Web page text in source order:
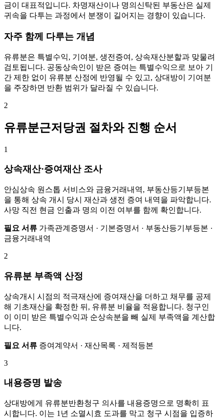
금이 대표적입니다. 차명재산이나 명의신탁된 부동산은 실제
귀속을 다투는 과정에서 분쟁이 길어지는 경향이 있습니다.
자주 함께 다루는 개념
유류분은 특별수익, 기여분, 생전증여, 상속재산분할과 맞물려
검토됩니다. 공동상속인이 받은 증여는 특별수익으로 보아 기
간 제한 없이 유류분 산정에 반영될 수 있고, 상대방이 기여분
을 주장하면 반환 범위가 달라질 수 있습니다.
2
유류분근저당권 절차와 진행 순서
1
상속재산·증여재산 조사
안심상속 원스톱 서비스와 금융거래내역, 부동산등기부등본
을 통해 상속 개시 당시 재산과 생전 증여 내역을 파악합니다.
사망 직전 현금 인출과 명의 이전 여부를 함께 확인합니다.
필요 서류 가족관계증명서 · 기본증명서 · 부동산등기부등본 ·
금융거래내역
2
유류분 부족액 산정
상속개시 시점의 적극재산에 증여재산을 더하고 채무를 공제
해 기초재산을 확정한 뒤, 유류분 비율을 적용합니다. 청구인
이 이미 받은 특별수익과 순상속분을 빼 실제 부족액을 계산합
니다.
필요 서류 증여계약서 · 재산목록 · 제적등본
3
내용증명 발송
상대방에게 유류분반환청구 의사를 내용증명으로 명확히 표
시합니다. 이는 1년 소멸시효 도과를 막고 청구 시점을 입증하